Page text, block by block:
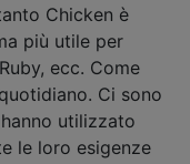
Chicken è
più utile per
ecc. Come
Ci sono
utilizzato
le loro esigenze